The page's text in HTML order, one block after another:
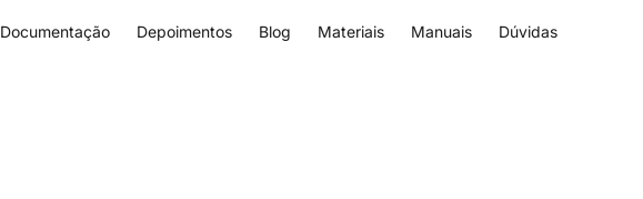
Documentação Depoimentos Blog Materiais Manuais Dúvidas